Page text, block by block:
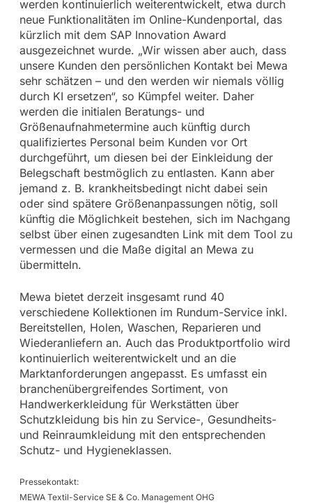
werden kontinuierlich weiterentwickelt, etwa durch
neue Funktionalitäten im Online-Kundenportal, das
kürzlich mit dem SAP Innovation Award
ausgezeichnet wurde. „Wir wissen aber auch, dass
unsere Kunden den persönlichen Kontakt bei Mewa
sehr schätzen – und den werden wir niemals völlig
durch KI ersetzen“, so Kümpfel weiter. Daher
werden die initialen Beratungs- und
Größenaufnahmetermine auch künftig durch
qualifiziertes Personal beim Kunden vor Ort
durchgeführt, um diesen bei der Einkleidung der
Belegschaft bestmöglich zu entlasten. Kann aber
jemand z. B. krankheitsbedingt nicht dabei sein
oder sind spätere Größenanpassungen nötig, soll
künftig die Möglichkeit bestehen, sich im Nachgang
selbst über einen zugesandten Link mit dem Tool zu
vermessen und die Maße digital an Mewa zu
übermitteln.
Mewa bietet derzeit insgesamt rund 40
verschiedene Kollektionen im Rundum-Service inkl.
Bereitstellen, Holen, Waschen, Reparieren und
Wiederanliefern an. Auch das Produktportfolio wird
kontinuierlich weiterentwickelt und an die
Marktanforderungen angepasst. Es umfasst ein
branchenübergreifendes Sortiment, von
Handwerkerkleidung für Werkstätten über
Schutzkleidung bis hin zu Service-, Gesundheits-
und Reinraumkleidung mit den entsprechenden
Schutz- und Hygieneklassen.
Pressekontakt:
MEWA Textil-Service SE & Co. Management OHG